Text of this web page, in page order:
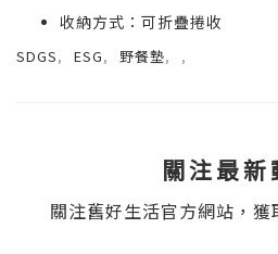
收納方式：可折疊捲收
SDGS, ESG, 野餐墊, ,
關注最新
關注舊好生活官方網站，